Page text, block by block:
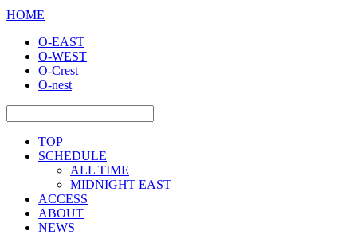
HOME
O-EAST
O-WEST
O-Crest
O-nest
TOP
SCHEDULE
ALL TIME
MIDNIGHT EAST
ACCESS
ABOUT
NEWS